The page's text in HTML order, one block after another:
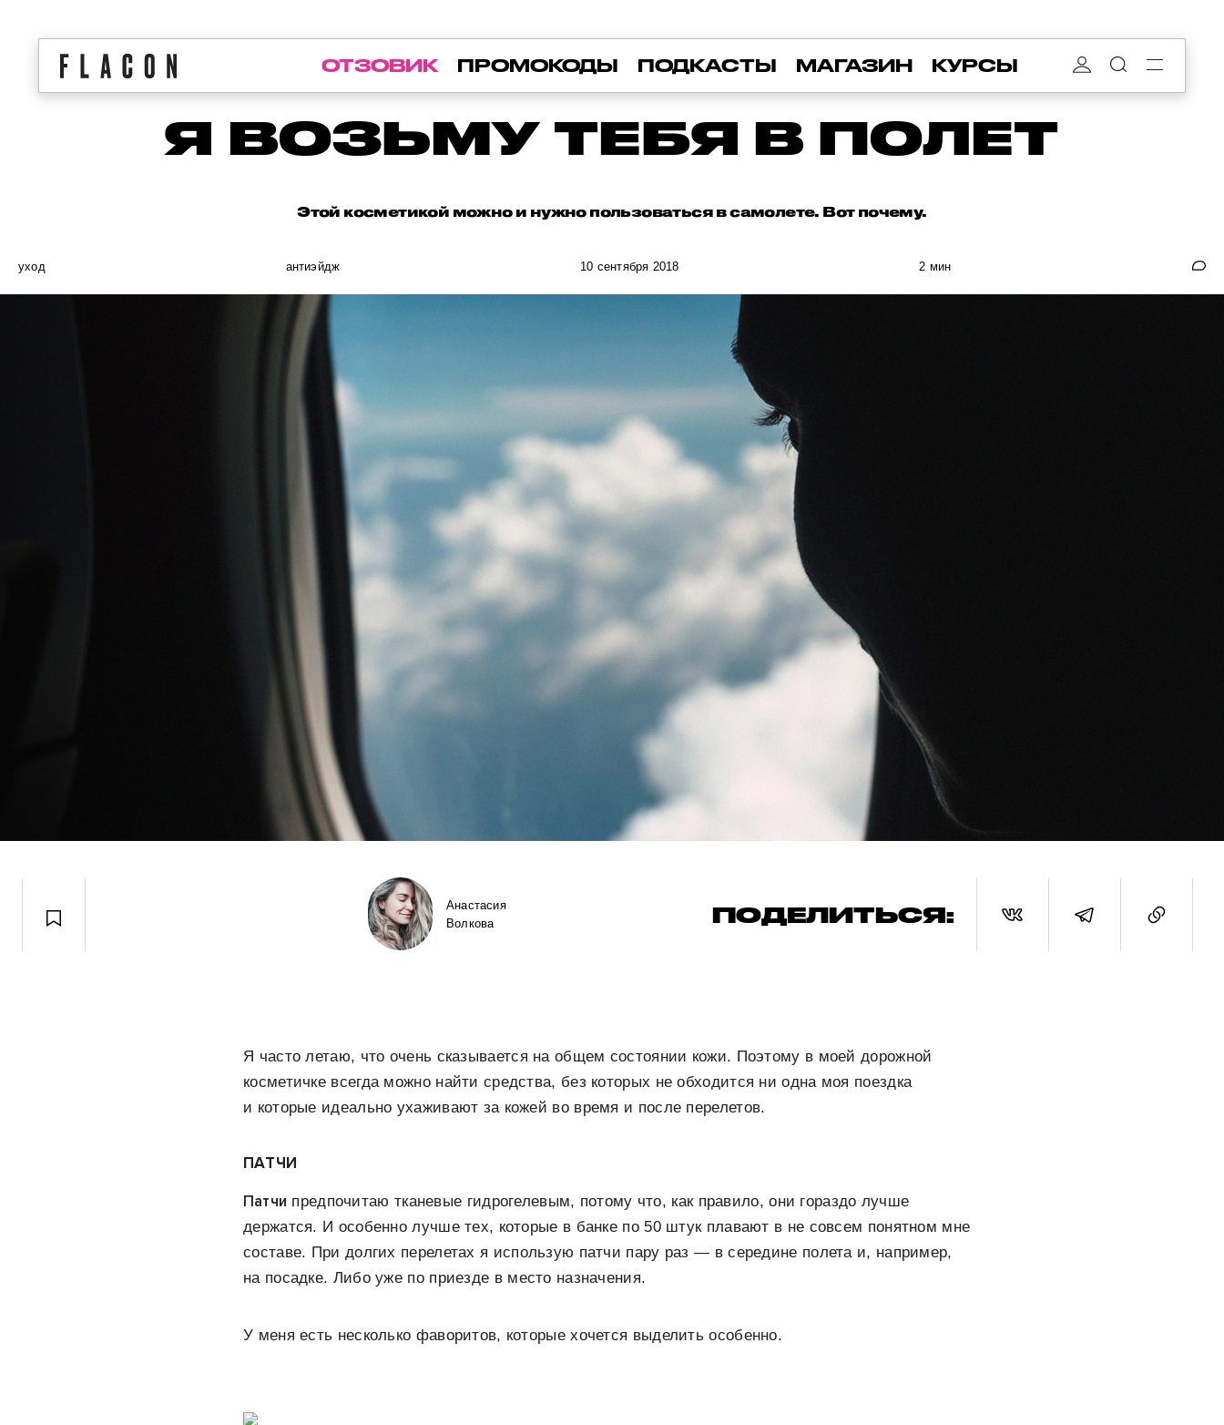
ОТЗОВИК ПРОМОКОДЫ ПОДКАСТЫ МАГАЗИН КУРСЫ
Я ВОЗЬМУ ТЕБЯ В ПОЛЕТ
Этой косметикой можно и нужно пользоваться в самолете. Вот почему.
уход антиэйдж 10 сентября 2018 2 мин
Анастасия
Волкова
ПОДЕЛИТЬСЯ:
Я часто летаю, что очень сказывается на общем состоянии кожи. Поэтому в моей дорожной
косметичке всегда можно найти средства, без которых не обходится ни одна моя поездка
и которые идеально ухаживают за кожей во время и после перелетов.
ПАТЧИ
Патчи предпочитаю тканевые гидрогелевым, потому что, как правило, они гораздо лучше
держатся. И особенно лучше тех, которые в банке по 50 штук плавают в не совсем понятном мне
составе. При долгих перелетах я использую патчи пару раз — в середине полета и, например,
на посадке. Либо уже по приезде в место назначения.
У меня есть несколько фаворитов, которые хочется выделить особенно.